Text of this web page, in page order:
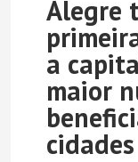
Alegre
a
maior